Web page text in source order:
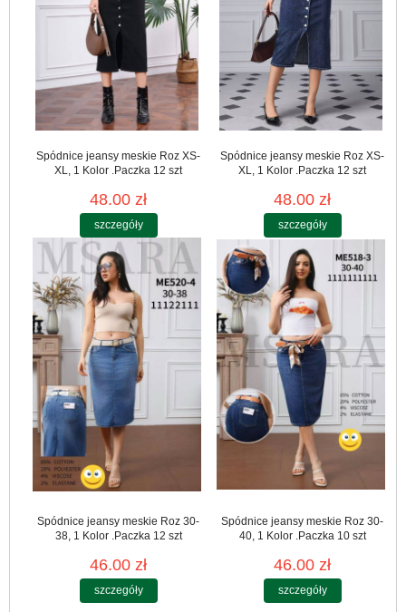
Spódnice jeansy meskie Roz XS-
XL, 1 Kolor .Paczka 12 szt
48.00 zł
szczegóły
Spódnice jeansy meskie Roz XS-
XL, 1 Kolor .Paczka 12 szt
48.00 zł
szczegóły
Spódnice jeansy meskie Roz 30-
38, 1 Kolor .Paczka 12 szt
46.00 zł
szczegóły
Spódnice jeansy meskie Roz 30-
40, 1 Kolor .Paczka 10 szt
46.00 zł
szczegóły